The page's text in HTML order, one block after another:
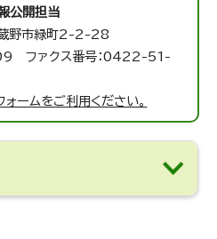
公開担当
野市緑町2-2-28
ファクス番号：0422-51-
ームをご利用ください。